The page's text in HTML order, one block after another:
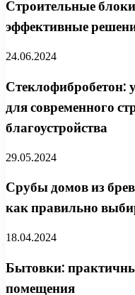
Строительные
эффективные
24.06.2024
Стеклофибробетон:
для современного
благоустройства
29.05.2024
Срубы домов из
как правильно
18.04.2024
Бытовки:
помещения